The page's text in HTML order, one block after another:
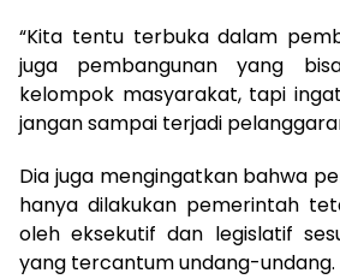
“Kita tentu terbuka dalam
juga pembangunan yang
kelompok masyarakat, tapi
jangan sampai terjadi
Dia juga mengingatkan bahwa
hanya dilakukan pemerintah
oleh eksekutif dan legislatif
yang tercantum undang-undang.